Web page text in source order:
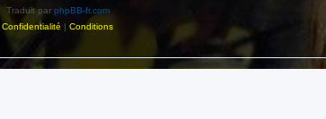
Traduit par phpBB-fr.com
Confidentialité | Conditions